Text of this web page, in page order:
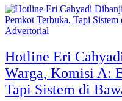
Advertorial
Hotline Eri
Warga, Komisi A:
Tapi Sistem di